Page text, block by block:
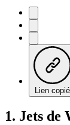
Lien copié
1. Jets de